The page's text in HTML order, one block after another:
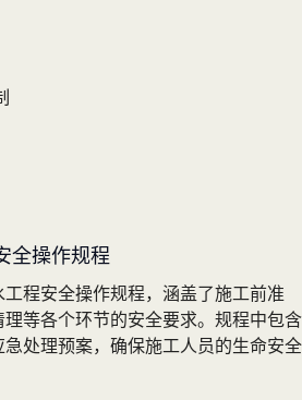
全操作规程
程安全操作规程，涵盖了施工前准
等各个环节的安全要求。规程中包含
处理预案，确保施工人员的生命安全